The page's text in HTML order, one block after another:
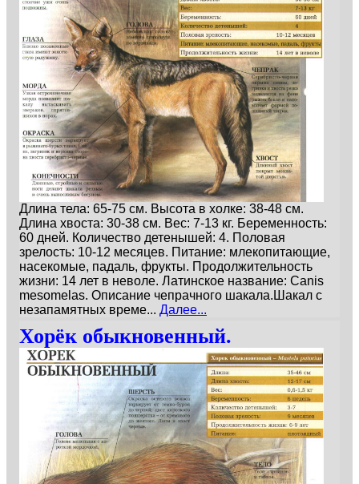
Длина тела: 65-75 см. Высота в холке: 38-48 см.
Длина хвоста: 30-38 см. Вес: 7-13 кг. Беременность:
60 дней. Количество детенышей: 4. Половая
зрелость: 10-12 месяцев. Питание: млекопитающие,
насекомые, падаль, фрукты. Продолжительность
жизни: 14 лет в неволе. Латинское название: Canis
mesomelas. Описание чепрачного шакала.Шакал с
незапамятных време... Далее...
Хорёк обыкновенный.